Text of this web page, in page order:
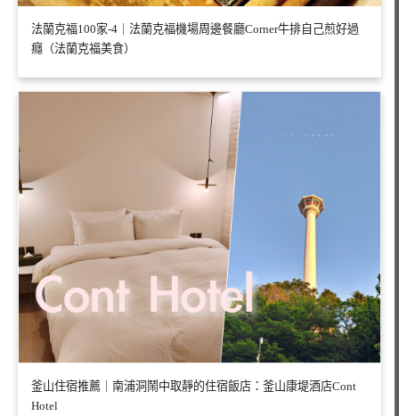
法蘭克福100家-4｜法蘭克福機場周邊餐廳Corner牛排自己煎好過
癮（法蘭克福美食）
釜山住宿推薦｜南浦洞鬧中取靜的住宿飯店：釜山康堤酒店Cont
Hotel